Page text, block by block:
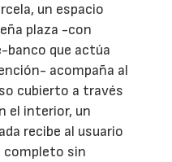
un espacio
plaza -con
banco que actúa
acompaña al
cubierto a través
el interior, un
recibe al usuario
completo sin